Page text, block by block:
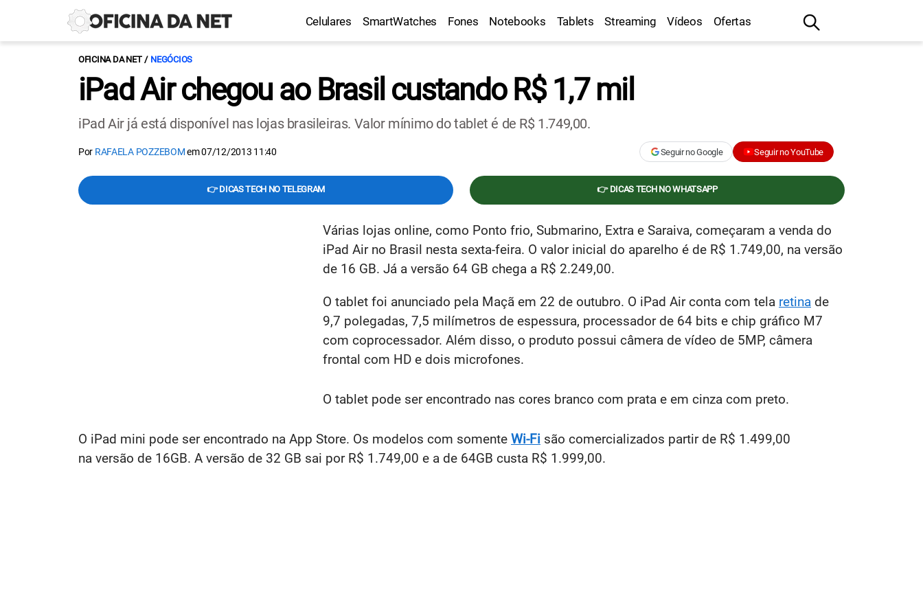
Celulares SmartWatches Fones Notebooks Tablets Streaming Vídeos Ofertas
OFICINA DA NET NEGÓCIOS
iPad Air chegou ao Brasil custando R$ 1,7 mil
iPad Air já está disponível nas lojas brasileiras. Valor mínimo do tablet é de R$ 1.749,00.
Por RAFAELA POZZEBOMem07/12/2013 11:40 Seguir no Google Seguir no YouTube
👉 DICAS TECH NO TELEGRAM 👉 DICAS TECH NO WHATSAPP
Várias lojas online, como Ponto frio, Submarino, Extra e Saraiva, começaram a venda do
iPad Air no Brasil nesta sexta-feira. O valor inicial do aparelho é de R$ 1.749,00, na versão
de 16 GB. Já a versão 64 GB chega a R$ 2.249,00.
O tablet foi anunciado pela Maçã em 22 de outubro. O iPad Air conta com tela retina de
9,7 polegadas, 7,5 milímetros de espessura, processador de 64 bits e chip gráfico M7
com coprocessador. Além disso, o produto possui câmera de vídeo de 5MP, câmera
frontal com HD e dois microfones.
O tablet pode ser encontrado nas cores branco com prata e em cinza com preto.
O iPad mini pode ser encontrado na App Store. Os modelos com somente Wi-Fi são comercializados partir de R$ 1.499,00
na versão de 16GB. A versão de 32 GB sai por R$ 1.749,00 e a de 64GB custa R$ 1.999,00.